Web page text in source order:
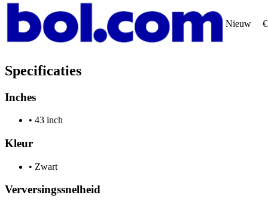
Nieuw
Specificaties
Inches
• 43 inch
Kleur
• Zwart
Verversingssnelheid